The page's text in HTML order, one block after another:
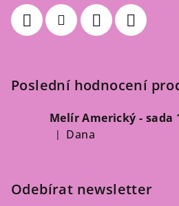
Poslední hodnocení
Melír Americký - sada
Hodnocení produktu je 5 z
| Dana
Odebírat newsletter